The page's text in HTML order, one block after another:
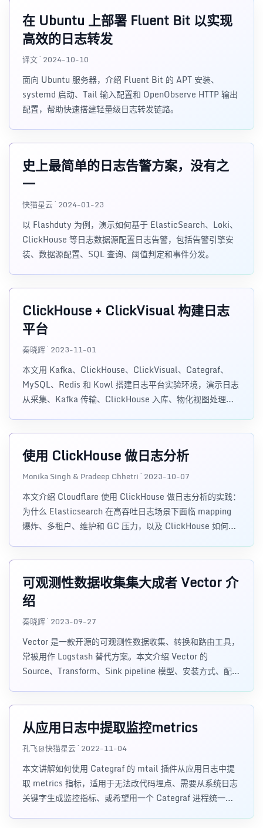
在 Ubuntu 上部署 Fluent Bit 以实现
高效的日志转发
译文 · 2024-10-10
面向 Ubuntu 服务器，介绍 Fluent Bit 的 APT 安装、
systemd 启动、Tail 输入配置和 OpenObserve HTTP 输出
配置，帮助快速搭建轻量级日志转发链路。
史上最简单的日志告警方案，没有之
一
快猫星云 · 2024-01-23
以 Flashduty 为例，演示如何基于 ElasticSearch、Loki、
ClickHouse 等日志数据源配置日志告警，包括告警引擎安
装、数据源配置、SQL 查询、阈值判定和事件分发。
ClickHouse + ClickVisual 构建日志
平台
秦晓辉 · 2023-11-01
本文用 Kafka、ClickHouse、ClickVisual、Categraf、
MySQL、Redis 和 Kowl 搭建日志平台实验环境，演示日志
从采集、Kafka 传输、ClickHouse 入库、物化视图处理到
使用 ClickHouse 做日志分析
Monika Singh & Pradeep Chhetri · 2023-10-07
本文介绍 Cloudflare 使用 ClickHouse 做日志分析的实践：
为什么 Elasticsearch 在高吞吐日志场景下面临 mapping
爆炸、多租户、维护和 GC 压力，以及 ClickHouse 如何通
可观测性数据收集集大成者 Vector 介
绍
秦晓辉 · 2023-09-27
Vector 是一款开源的可观测性数据收集、转换和路由工具，
常被用作 Logstash 替代方案。本文介绍 Vector 的
Source、Transform、Sink pipeline 模型、安装方式、配置
从应用日志中提取监控metrics
孔飞@快猫星云 · 2022-11-04
本文讲解如何使用 Categraf 的 mtail 插件从应用日志中提
取 metrics 指标，适用于无法改代码埋点、需要从系统日志
关键字生成监控指标、或希望用一个 Categraf 进程统一管